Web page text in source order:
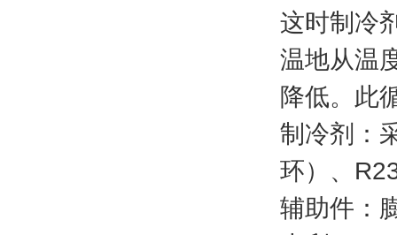
这时制冷
温地从温
降低。此
制冷剂：
环）、
辅助件：